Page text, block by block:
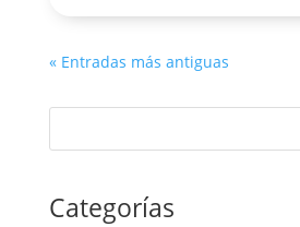
« Entradas más antiguas
Categorías